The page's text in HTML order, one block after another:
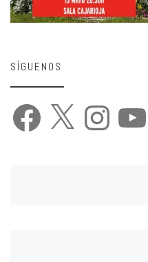
SÍGUENOS
Facebook Instagram YouTube